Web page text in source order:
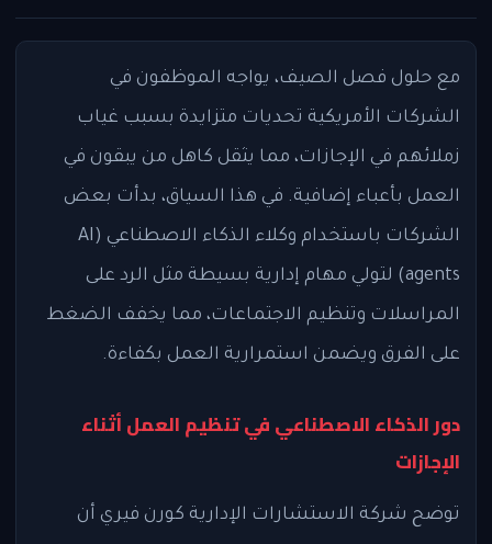
مع حلول فصل الصيف، يواجه الموظفون في
الشركات الأمريكية تحديات متزايدة بسبب غياب
زملائهم في الإجازات، مما يثقل كاهل من يبقون في
العمل بأعباء إضافية. في هذا السياق، بدأت بعض
الشركات باستخدام وكلاء الذكاء الاصطناعي (AI
agents) لتولي مهام إدارية بسيطة مثل الرد على
المراسلات وتنظيم الاجتماعات، مما يخفف الضغط
على الفرق ويضمن استمرارية العمل بكفاءة.
دور الذكاء الاصطناعي في تنظيم العمل أثناء
الإجازات
توضح شركة الاستشارات الإدارية كورن فيري أن